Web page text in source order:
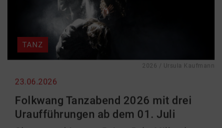
23.06.2026
Folkwang Tanzabend 2026 mit drei
Uraufführungen ab dem 01. Juli
TANZ
2026 / Ursula Kaufmann